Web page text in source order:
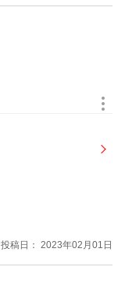
投稿日： 2023年02月01日